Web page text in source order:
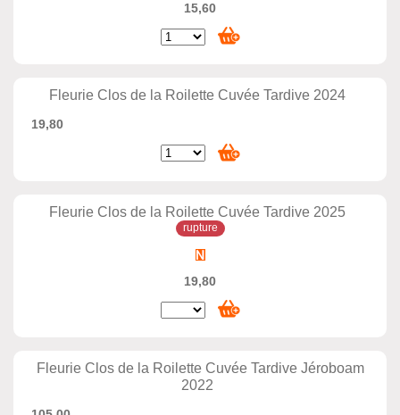
15,60
Fleurie Clos de la Roilette Cuvée Tardive 2024
19,80
Fleurie Clos de la Roilette Cuvée Tardive 2025
19,80
Fleurie Clos de la Roilette Cuvée Tardive Jéroboam
2022